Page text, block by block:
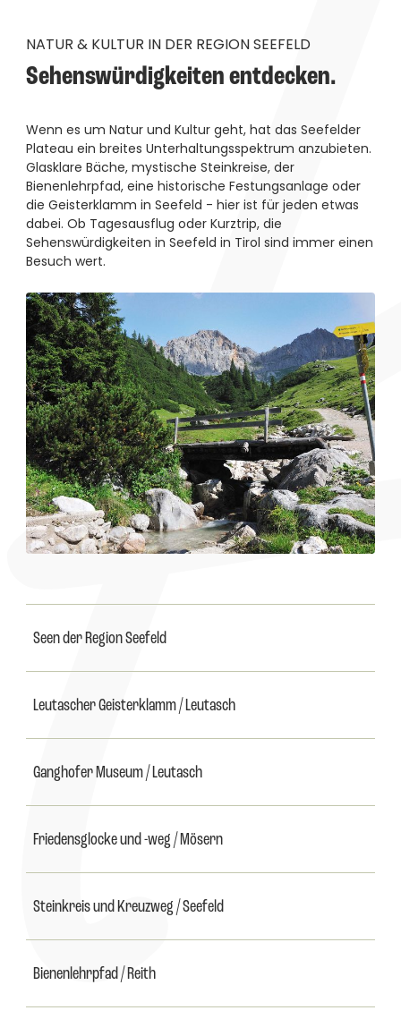
NATUR & KULTUR IN DER REGION SEEFELD
Sehenswürdigkeiten entdecken.
Wenn es um Natur und Kultur geht, hat das Seefelder
Plateau ein breites Unterhaltungsspektrum anzubieten.
Glasklare Bäche, mystische Steinkreise, der
Bienenlehrpfad, eine historische Festungsanlage oder
die Geisterklamm in Seefeld - hier ist für jeden etwas
dabei. Ob Tagesausflug oder Kurztrip, die
Sehenswürdigkeiten in Seefeld in Tirol sind immer einen
Besuch wert.
Seen der Region Seefeld
Leutascher Geisterklamm / Leutasch
Ganghofer Museum / Leutasch
Friedensglocke und -weg / Mösern
Steinkreis und Kreuzweg / Seefeld
Bienenlehrpfad / Reith